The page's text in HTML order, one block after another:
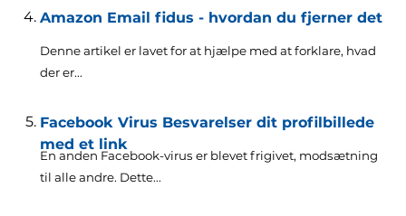
Amazon Email fidus - hvordan du fjerner det
Denne artikel er lavet for at hjælpe med at forklare, hvad
der er...
Facebook Virus Besvarelser dit profilbillede
med et link
En anden Facebook-virus er blevet frigivet, modsætning
til alle andre. Dette...